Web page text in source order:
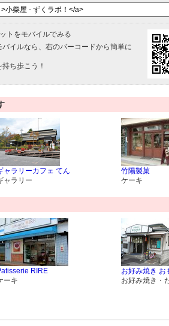
トをモバイルでみる
イルなら、右のバーコードから簡単に
ち歩こう！
ャラリーカフェ てん
ャラリー
竹陽製菓
ケーキ
RIRE
ーキ
お好み焼き お
お好み焼き・